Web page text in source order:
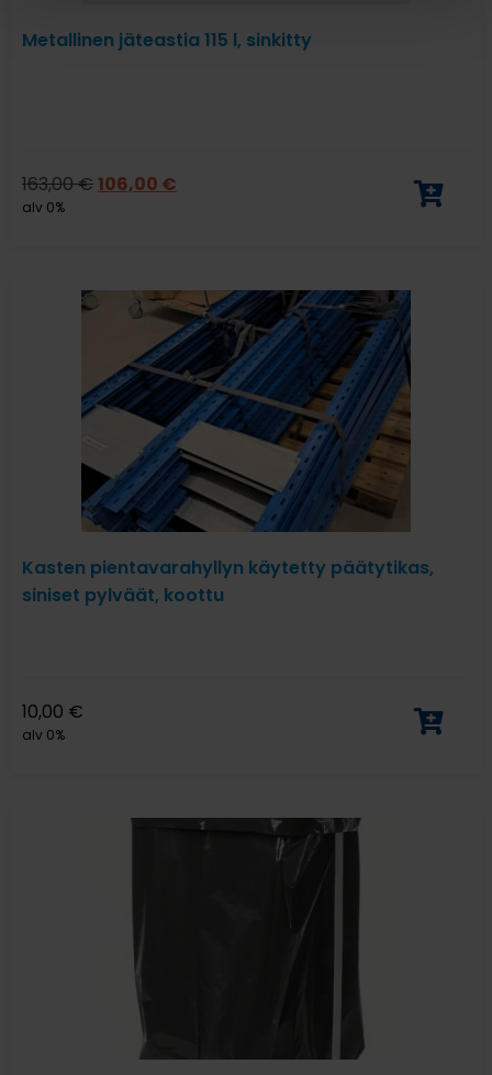
Metallinen jäteastia 115 l, sinkitty
163,00€106,00 €
alv 0%
Kasten pientavarahyllyn käytetty päätytikas,
siniset pylväät, koottu
10,00 €
alv 0%